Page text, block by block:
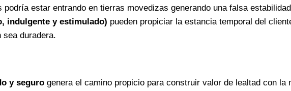
estar entrando en tierras movedizas generando una falsa
indulgente y estimulado) pueden propiciar la estancia temporal del
sea duradera.
y seguro genera el camino propicio para construir valor de lealtad con la